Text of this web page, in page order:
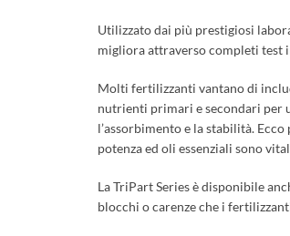
Utilizzato dai più prestigiosi
migliora attraverso completi test
Molti fertilizzanti vantano di
nutrienti primari e secondari per
l’assorbimento e la stabilità.
potenza ed oli essenziali sono
La TriPart Series è disponibile
blocchi o carenze che i